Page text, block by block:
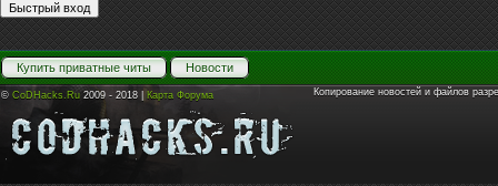
Купить приватные читы Новости
© CoDHacks.Ru 2009 - 2018 | Карта Форума Копирование новостей и файлов